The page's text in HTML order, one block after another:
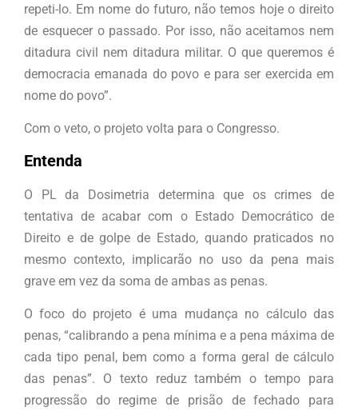
repeti-lo. Em nome do futuro, não temos hoje o direito
de esquecer o passado. Por isso, não aceitamos nem
ditadura civil nem ditadura militar. O que queremos é
democracia emanada do povo e para ser exercida em
nome do povo”.
Com o veto, o projeto volta para o Congresso.
Entenda
O PL da Dosimetria determina que os crimes de
tentativa de acabar com o Estado Democrático de
Direito e de golpe de Estado, quando praticados no
mesmo contexto, implicarão no uso da pena mais
grave em vez da soma de ambas as penas.
O foco do projeto é uma mudança no cálculo das
penas, “calibrando a pena mínima e a pena máxima de
cada tipo penal, bem como a forma geral de cálculo
das penas”. O texto reduz também o tempo para
progressão do regime de prisão de fechado para